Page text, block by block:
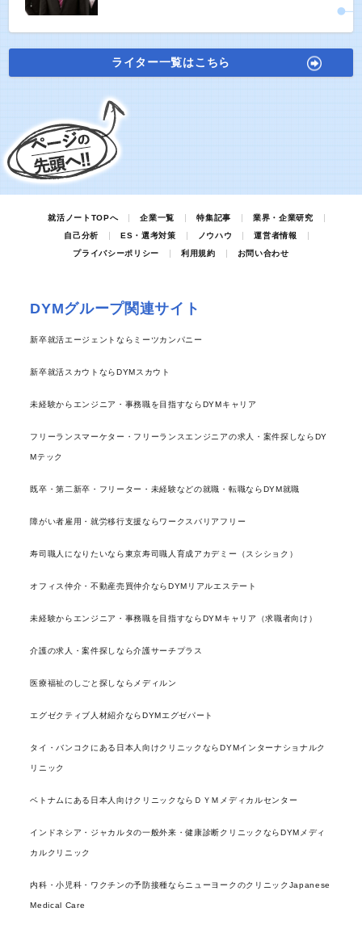
ライター一覧はこちら
就活ノートTOPへ 企業一覧 特集記事
業界・企業研究
自己分析
ES・選考対策 ノウハウ
運営者情報
プライバシーポリシー
利用規約 お問い合わせ
DYMグループ関連サイト
新卒就活エージェントならミーツカンパニー
新卒就活スカウトならDYMスカウト
未経験からエンジニア・事務職を目指すならDYMキャリア
フリーランスマーケター・フリーランスエンジニアの求人・案件探しならDY
Mテック
既卒・第二新卒・フリーター・未経験などの就職・転職ならDYM就職
障がい者雇用・就労移行支援ならワークスバリアフリー
寿司職人になりたいなら東京寿司職人育成アカデミー（スシショク）
オフィス仲介・不動産売買仲介ならDYMリアルエステート
未経験からエンジニア・事務職を目指すならDYMキャリア（求職者向け）
介護の求人・案件探しなら介護サーチプラス
医療福祉のしごと探しならメディルン
エグゼクティブ人材紹介ならDYMエグゼパート
タイ・バンコクにある日本人向けクリニックならDYMインターナショナルク
リニック
ベトナムにある日本人向けクリニックならＤＹＭメディカルセンター
インドネシア・ジャカルタの一般外来・健康診断クリニックならDYMメディ
カルクリニック
内科・小児科・ワクチンの予防接種ならニューヨークのクリニックJapanese
Medical Care